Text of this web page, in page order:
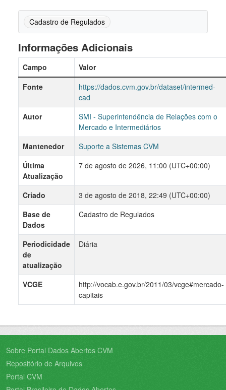
Cadastro de Regulados
Informações Adicionais
Campo
Valor
Fonte
https://dados.cvm.gov.br/dataset/intermed-
cad
Autor
SMI - Superintendência de Relações com o
Mercado e Intermediários
Mantenedor
Suporte a Sistemas CVM
Última
Atualização
7 de agosto de 2026, 11:00 (UTC+00:00)
Criado
3 de agosto de 2018, 22:49 (UTC+00:00)
Base de
Dados
Cadastro de Regulados
Periodicidade
de
atualização
Diária
VCGE
http://vocab.e.gov.br/2011/03/vcge#mercado-
capitais
Sobre Portal Dados Abertos CVM
Repositório de Arquivos
Portal CVM